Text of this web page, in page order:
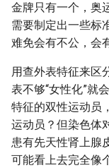
金牌只有一个，奥
需要制定出一些标
难免会有不公，会
用查外表特征来区
表不够“女性化”就
特征的双性运动员
运动员？但染色体
患有先天性肾上腺
可能看上去完全像